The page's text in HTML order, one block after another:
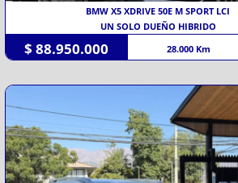
BMW X5 XDRIVE 50E M SPORT LCI
UN SOLO DUEÑO HIBRIDO
$ 88.950.000 28.000 Km